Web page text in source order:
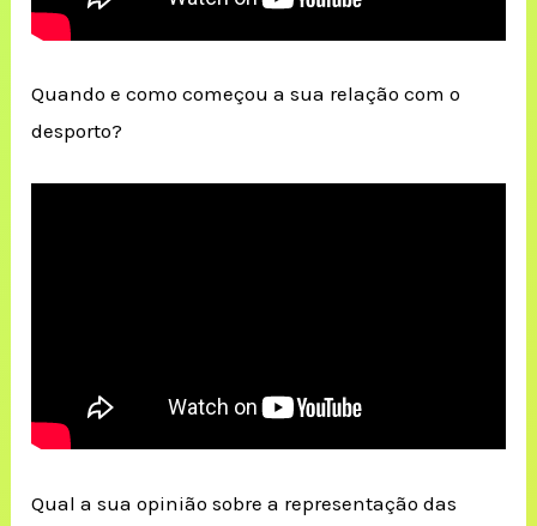
Quando e como começou a sua relação com o
desporto?
Qual a sua opinião sobre a representação das